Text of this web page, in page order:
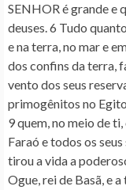
SENHOR é grandee
deuses. 6 Tudo
e na terra, no mar e
dos confins da terra,
vento dos seus
primogênitos no
9 quem, no meio de
Faraó e todos os
tirou a vida a
Ogue, rei de Basã, e